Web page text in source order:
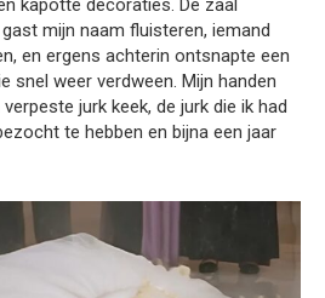
kapotte decoraties. De zaal
mijn naam fluisteren, iemand
en ergens achterin ontsnapte een
snel weer verdween. Mijn handen
jurk keek, de jurk die ik had
te hebben en bijna een jaar